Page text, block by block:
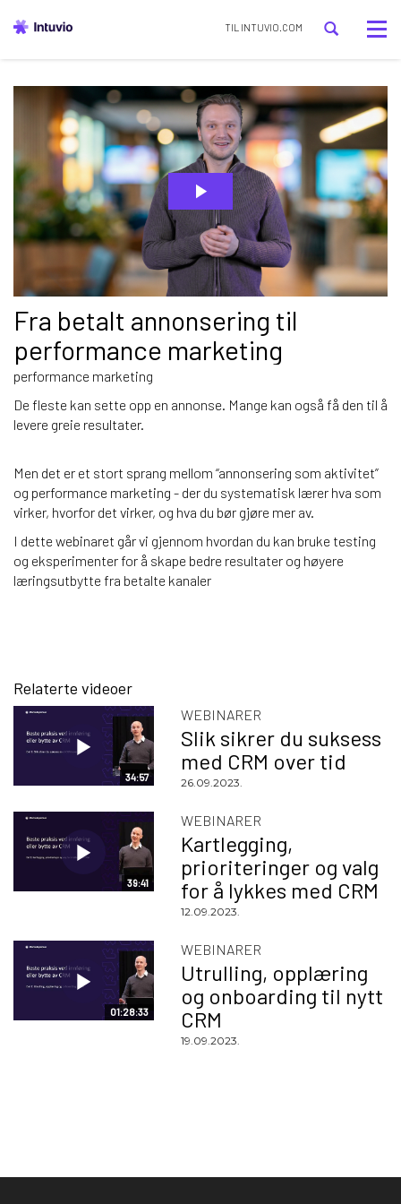
TIL INTUVIO.COM
Fra betalt annonsering til
performance marketing
performance marketing
De fleste kan sette opp en annonse. Mange kan også få den til å
levere greie resultater.
Men det er et stort sprang mellom “annonsering som aktivitet”
og performance marketing - der du systematisk lærer hva som
virker, hvorfor det virker, og hva du bør gjøre mer av.
I dette webinaret går vi gjennom hvordan du kan bruke testing
og eksperimenter for å skape bedre resultater og høyere
læringsutbytte fra betalte kanaler
Relaterte videoer
34:57
WEBINARER
Slik sikrer du suksess
med CRM over tid
26.09.2023.
39:41
WEBINARER
Kartlegging,
prioriteringer og valg
for å lykkes med CRM
12.09.2023.
01:28:33
WEBINARER
Utrulling, opplæring
og onboarding til nytt
CRM
19.09.2023.